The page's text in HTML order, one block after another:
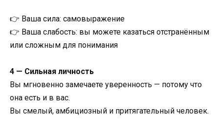
👉 Ваша сила: самовыражение
👉 Ваша слабость: вы можете казаться отстранённым
или сложным для понимания
4 — Сильная личность
Вы мгновенно замечаете уверенность — потому что
она есть и в вас.
Вы смелый, амбициозный и притягательный человек.